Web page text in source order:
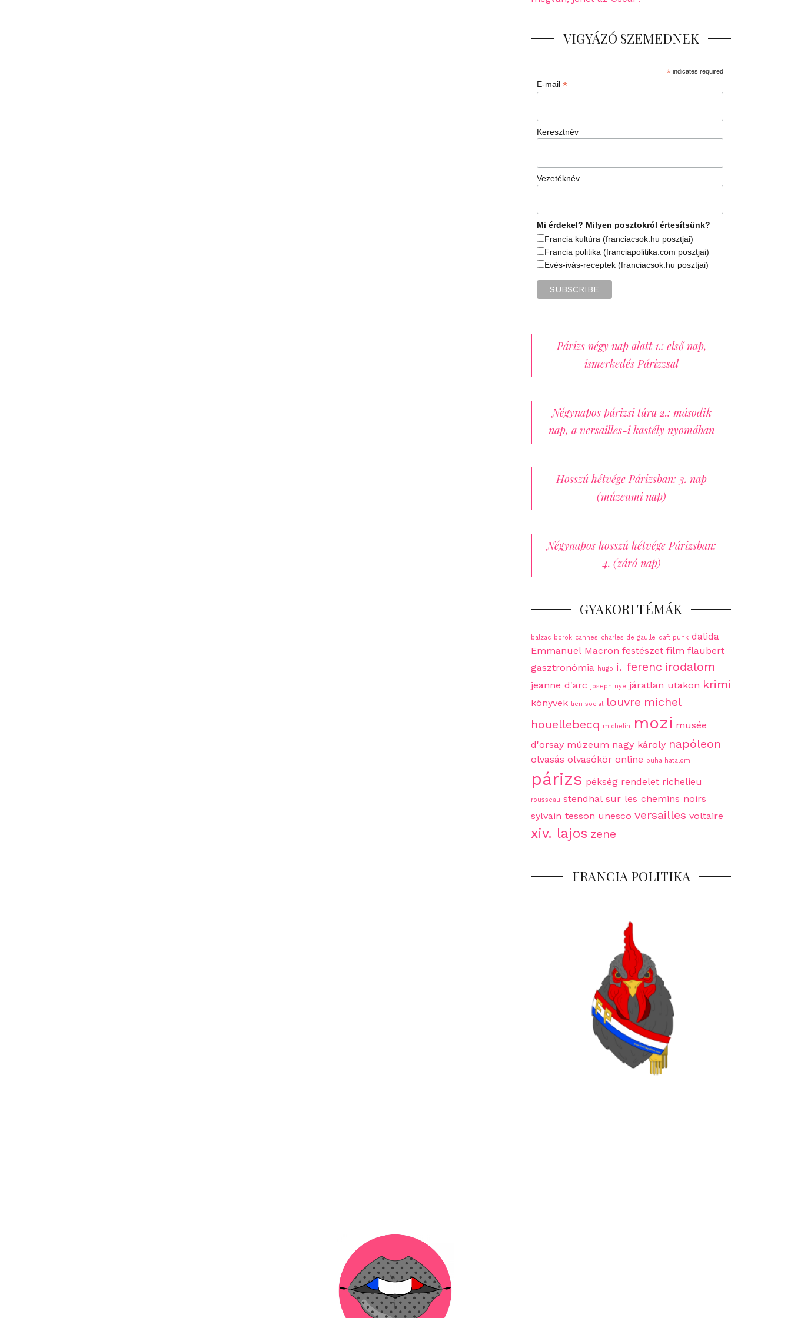
VIGYÁZÓ SZEMEDNEK
*indicates required
E-mail*
Keresztnév
Vezetéknév
Mi érdekel? Milyen posztokról értesítsünk?
Francia kultúra (franciacsok.hu posztjai)
Francia politika (franciapolitika.com posztjai)
Evés-ivás-receptek (franciacsok.hu posztjai)
Párizs négy nap alatt 1.: első nap,
ismerkedés Párizzsal
Négynapos párizsi túra 2.: második
nap, a versailles-i kastély nyomában
Hosszú hétvége Párizsban: 3. nap
(múzeumi nap)
Négynapos hosszú hétvége Párizsban:
4. (záró nap)
GYAKORI TÉMÁK
balzac borok cannes charles de gaulle daft punk dalida
Emmanuel Macron festészet film flaubert
gasztronómia
hugo i. ferenc irodalom
jeanne d'arc joseph nye járatlan utakon krimi
könyvek lien social louvre michel
houellebecq michelin mozi musée
d'orsay múzeum nagy károly napóleon
olvasás olvasókör online puha hatalom
párizs pékség rendelet richelieu
rousseau stendhal sur les chemins noirs
sylvain tesson unesco versailles voltaire
xiv. lajos zene
FRANCIA POLITIKA